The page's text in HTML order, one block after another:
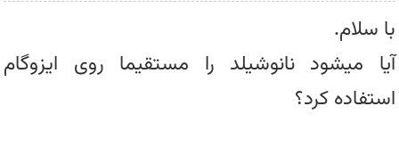
با سلام.
آیا میشود نانوشیلد را مستقیما روی ایزوگام
استفاده کرد؟